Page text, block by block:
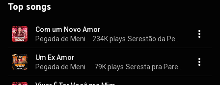
Top songs
Com um Novo Amor
234K plays
Um Ex Amor
79K plays